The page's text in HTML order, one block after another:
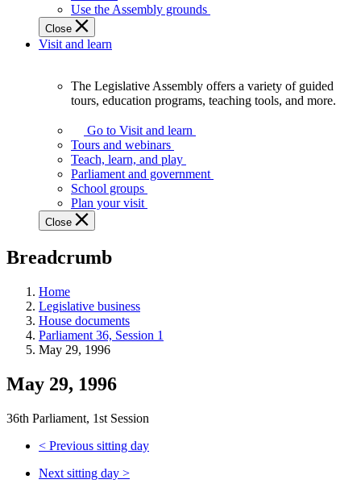
get
involved.
Use the Assembly grounds
Close
Visit and learn
Assembly
offers
variety
guided
tours,
education
teaching
and
more.
The Legislative Assembly offers a variety of guided
tours, education programs, teaching tools, and more.
Go to Visit and learn
Tours and webinars
Teach, learn, and play
Parliament and government
School groups
Plan your visit
Close
Breadcrumb
Home
Legislative business
House documents
Parliament 36, Session 1
May 29, 1996
May 29, 1996
36th Parliament, 1st Session
< Previous sitting day
Next sitting day >